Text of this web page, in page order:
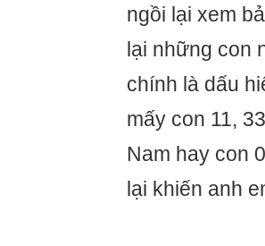
ngồi lại xem
lại những con
chính là dấu
mấy con 11,
Nam hay con
lại khiến anh